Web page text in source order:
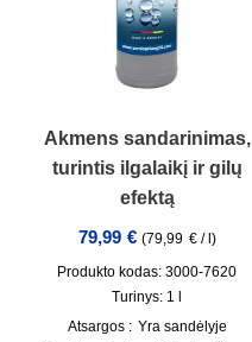
Akmens sandarinimas,
turintis ilgalaikį ir gilų
efektą
79,99 € (79,99 €/l)
Produkto kodas: 3000-7620
Turinys: 1
Atsargos : Yra sandėlyje